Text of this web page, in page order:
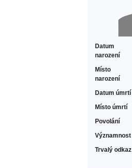
Datum
narození
Místo
narození
Datum úmrtí
Místo úmrtí
Povolání
Významnost
Trvalý odkaz